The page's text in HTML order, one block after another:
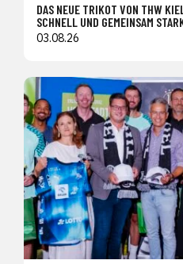
DAS NEUE TRIKOT VON THW
SCHNELL UND GEMEINSAM
03.08.26